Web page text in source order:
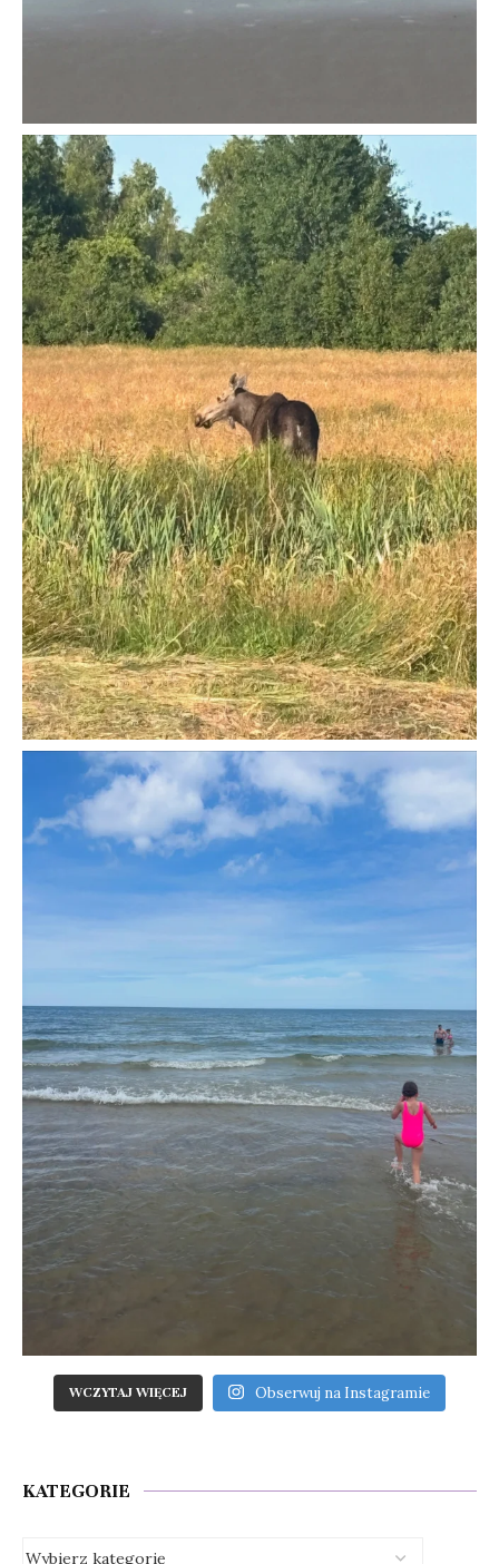
WCZYTAJ WIĘCEJ Obserwuj na Instagramie
KATEGORIE